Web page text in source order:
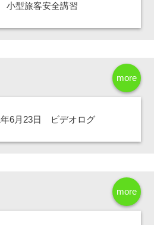
型旅客安全講習
more
年6月23日 ビデオログ
more